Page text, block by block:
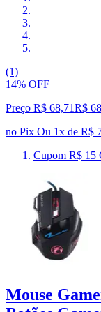
(1)
14% OFF
Preço R$ 68,71R$ 68
no Pix Ou 1x de R$
Cupom R$ 15
Mouse